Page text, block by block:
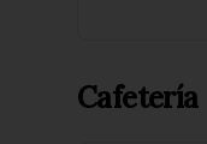
Cafetería